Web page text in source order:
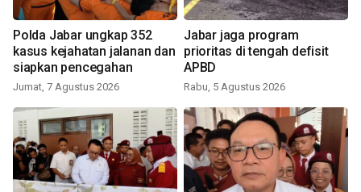
Polda Jabar ungkap 352
kasus kejahatan jalanan dan
siapkan pencegahan
Jumat, 7 Agustus 2026
Jabar jaga program
prioritas di tengah defisit
APBD
Rabu, 5 Agustus 2026